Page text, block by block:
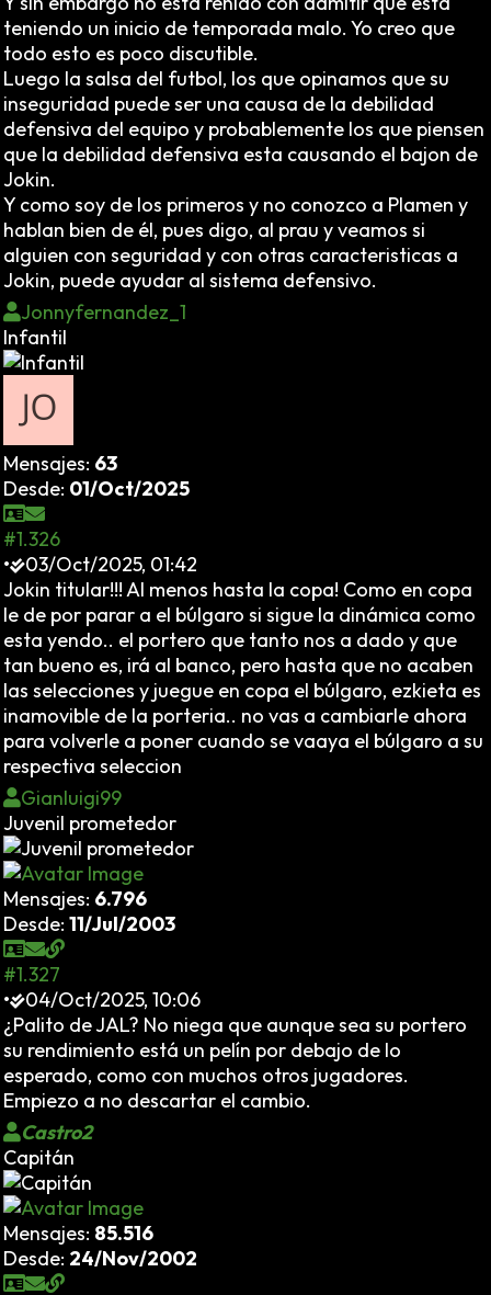
teniendo un inicio de temporada malo. Yo creo que
todo esto es poco discutible.
Luego la salsa del futbol, los que opinamos que su
inseguridad puede ser una causa de la debilidad
defensiva del equipo y probablemente los que piensen
que la debilidad defensiva esta causando el bajon de
Jokin.
Y como soy de los primeros y no conozco a Plamen y
hablan bien de él, pues digo, al prau y veamos si
alguien con seguridad y con otras caracteristicas a
Jokin, puede ayudar al sistema defensivo.
Jonnyfernandez_1
Infantil
Mensajes: 63
Desde: 01/Oct/2025
#1.326
•
03/Oct/2025, 01:42
Jokin titular!!! Al menos hasta la copa! Como en copa
le de por parar a el búlgaro si sigue la dinámica como
esta yendo.. el portero que tanto nos a dado y que
tan bueno es, irá al banco, pero hasta que no acaben
las selecciones y juegue en copa el búlgaro, ezkieta es
inamovible de la porteria.. no vas a cambiarle ahora
para volverle a poner cuando se vaaya el búlgaro a su
respectiva seleccion
Gianluigi99
Juvenil prometedor
Mensajes: 6.796
Desde: 11/Jul/2003
#1.327
•
04/Oct/2025, 10:06
¿Palito de JAL? No niega que aunque sea su portero
su rendimiento está un pelín por debajo de lo
esperado, como con muchos otros jugadores.
Empiezo a no descartar el cambio.
Castro2
Capitán
Mensajes: 85.516
Desde: 24/Nov/2002